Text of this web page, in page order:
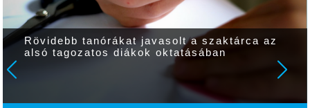
Rövidebb tanórákat javasolt a szaktárca az
alsó tagozatos diákok oktatásában